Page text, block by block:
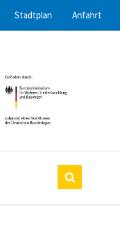
Stadtplan Anfahrt